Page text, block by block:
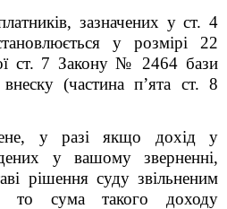
зазначених у ст. 4
у розмірі 22
ст. 7 Закону № 2464 бази
(частина п’ята ст. 8
у разі якщо дохід у
у вашому зверненні,
рішення суду звільненим
то сума такого доходу